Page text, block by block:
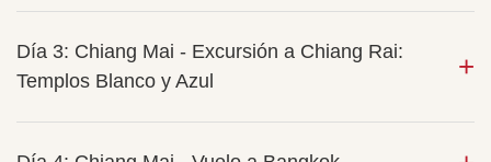
Día 3: Chiang Mai - Excursión a Chiang Rai:
Templos Blanco y Azul